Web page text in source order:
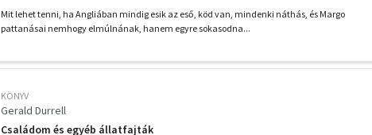
Mit lehet tenni, ha Angliában mindig esik az eső, köd van, mindenki náthás, és Margo
pattanásai nemhogy elmúlnának, hanem egyre sokasodna...
KÖNYV
Gerald Durrell
Családom és egyéb állatfajták